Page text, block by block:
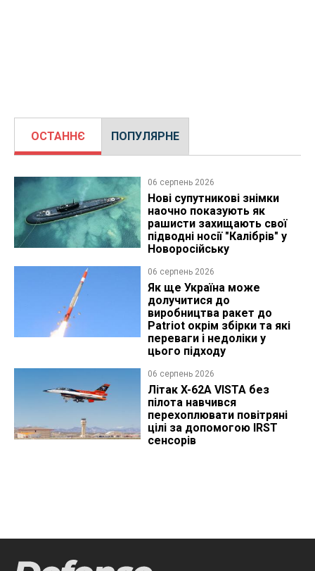
ОСТАННЄ ПОПУЛЯРНЕ
06 серпень 2026
Нові супутникові знімки
наочно показують як
рашисти захищають свої
підводні носії "Калібрів" у
Новоросійську
06 серпень 2026
Як ще Україна може
долучитися до
виробництва ракет до
Patriot окрім збірки та які
переваги і недоліки у
цього підходу
06 серпень 2026
Літак X-62A VISTA без
пілота навчився
перехоплювати повітряні
цілі за допомогою IRST
сенсорів